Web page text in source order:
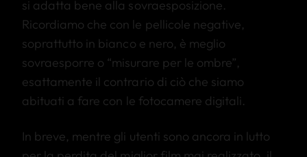
si adatta bene alla sovraesposizione.
Ricordiamo che con le pellicole negative,
soprattutto in bianco e nero, è meglio
sovraesporre o “misurare per le ombre”,
esattamente il contrario di ciò che siamo
abituati a fare con le fotocamere digitali.
In breve, mentre gli utenti sono ancora in lutto